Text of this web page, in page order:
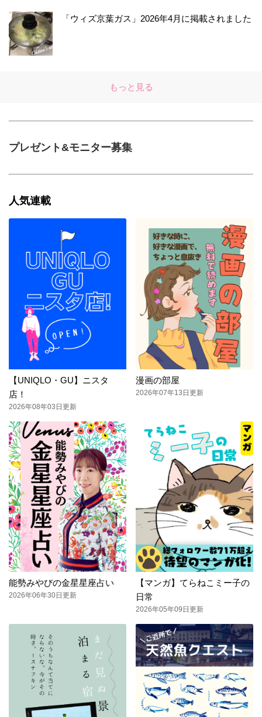
「ウィズ京葉ガス」2026年4月に掲載されました
もっと見る
プレゼント&モニター募集
人気連載
【UNIQLO・GU】ニスタ
店！
2026年08年03日更新
漫画の部屋
2026年07年13日更新
能勢みやびの金星星座占い
2026年06年30日更新
【マンガ】てらねこミー子の
日常
2026年05年09日更新